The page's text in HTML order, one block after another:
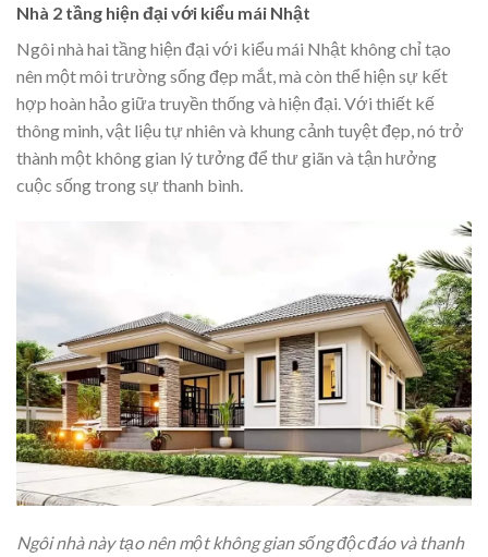
Nhà 2 tầng hiện đại với kiểu mái Nhật
Ngôi nhà hai tầng hiện đại với kiểu mái Nhật không chỉ tạo
nên một môi trường sống đẹp mắt, mà còn thể hiện sự kết
hợp hoàn hảo giữa truyền thống và hiện đại. Với thiết kế
thông minh, vật liệu tự nhiên và khung cảnh tuyệt đẹp, nó trở
thành một không gian lý tưởng để thư giãn và tận hưởng
cuộc sống trong sự thanh bình.
Ngôi nhà này tạo nên một không gian sống độc đáo và thanh